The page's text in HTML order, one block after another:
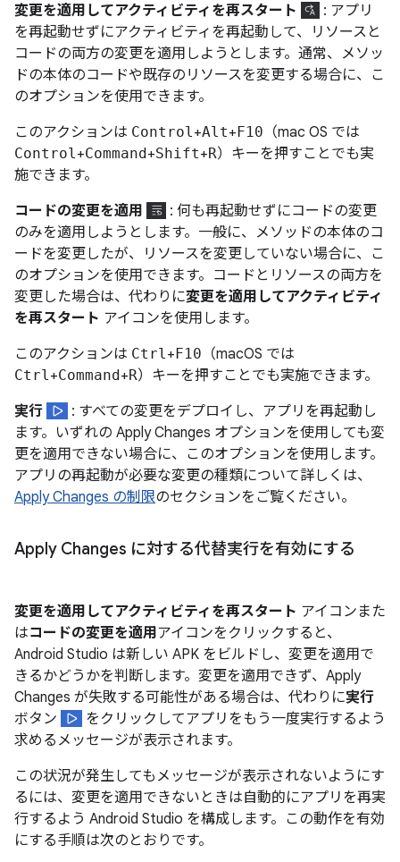
変更を適用してアクティビティを再スタート
: アプリ
を再起動せずにアクティビティを再起動して、リソースと
コードの両方の変更を適用しようとします。通常、メソッ
ドの本体のコードや既存のリソースを変更する場合に、こ
のオプションを使用できます。
このアクションは Control +Alt+F10 （mac OS では
Control +Command+Shift+R）キーを押すことでも実
施できます。
コードの変更を適用
: 何も再起動せずにコードの変更
のみを適用しようとします。一般に、メソッドの本体のコ
ードを変更したが、リソースを変更していない場合に、こ
のオプションを使用できます。コードとリソースの両方を
変更した場合は、代わりに変更を適用してアクティビティ
を再スタート アイコンを使用します。
このアクションは Ctrl +F10 （macOS では
Ctrl +Command+R）キーを押すことでも実施できます。
実行
: すべての変更をデプロイし、アプリを再起動し
ます。いずれの Apply Changes オプションを使用しても変
更を適用できない場合に、このオプションを使用します。
アプリの再起動が必要な変更の種類について詳しくは、
Apply Changes の制限のセクションをご覧ください。
Apply Changes に対する代替実行を有効にする
変更を適用してアクティビティを再スタート アイコンまた
はコードの変更を適用アイコンをクリックすると、
Android Studio は新しい APK をビルドし、変更を適用で
きるかどうかを判断します。変更を適用できず、Apply
Changes が失敗する可能性がある場合は、代わりに実行
ボタン
をクリックしてアプリをもう一度実行するよう
求めるメッセージが表示されます。
この状況が発生してもメッセージが表示されないようにす
るには、変更を適用できないときは自動的にアプリを再実
行するよう Android Studio を構成します。この動作を有効
にする手順は次のとおりです。